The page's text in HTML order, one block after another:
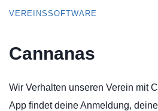
VEREINSSOFTWARE
Cannanas
Wir Verhalten unseren Verein mit
App findet deine Anmeldung,